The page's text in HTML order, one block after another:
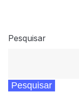
Pesquisar
Pesquisar